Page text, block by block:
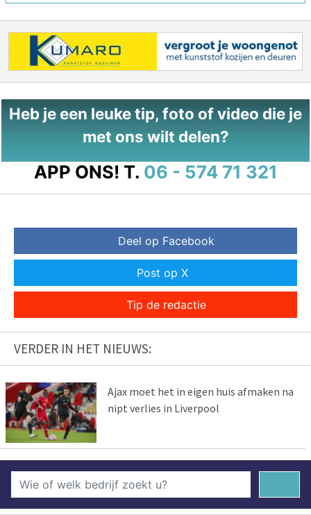
Heb je een leuke tip, foto of video die je
met ons wilt delen?
APP ONS! T. 06 - 574 71 321
Deel op Facebook
Post op X
Tip de redactie
VERDER IN HET NIEUWS:
Ajax moet het in eigen huis afmaken na
nipt verlies in Liverpool